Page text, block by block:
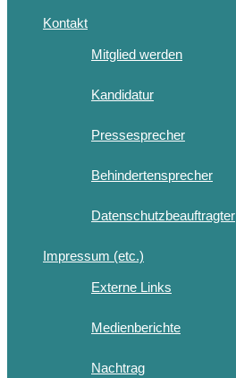
Kontakt
Mitglied werden
Kandidatur
Pressesprecher
Behindertensprecher
Datenschutzbeauftragter
Impressum (etc.)
Externe Links
Medienberichte
Nachtrag